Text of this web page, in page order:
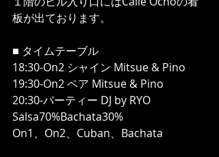
板が出ております。
■ タイムテーブル
18:30-On2 シャイン Mitsue & Pino
19:30-On2 ペア Mitsue & Pino
20:30-パーティー DJ by RYO
Salsa70%Bachata30%
On1、On2、Cuban、Bachata